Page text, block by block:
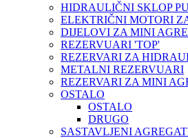
HIDRAULIČNI SKLOP
ELEKTRIČNI MOTORI
DIJELOVI ZA MINI
REZERVUARI 'TOP'
REZERVARI ZA
METALNI REZERVUARI
REZERVARI ZA MINI
OSTALO
OSTALO
DRUGO
SASTAVLJENI